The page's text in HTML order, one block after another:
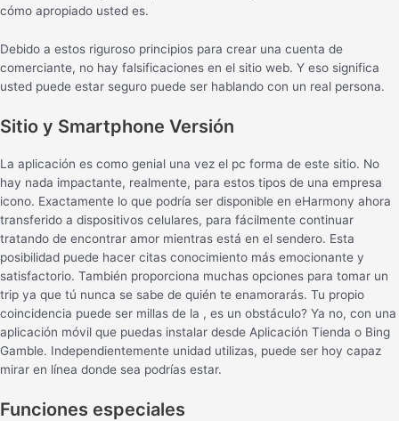
cómo apropiado usted es.
Debido a estos riguroso principios para crear una cuenta de
comerciante, no hay falsificaciones en el sitio web. Y eso significa
usted puede estar seguro puede ser hablando con un real persona.
Sitio y Smartphone Versión
La aplicación es como genial una vez el pc forma de este sitio. No
hay nada impactante, realmente, para estos tipos de una empresa
icono. Exactamente lo que podría ser disponible en eHarmony ahora
transferido a dispositivos celulares, para fácilmente continuar
tratando de encontrar amor mientras está en el sendero. Esta
posibilidad puede hacer citas conocimiento más emocionante y
satisfactorio. También proporciona muchas opciones para tomar un
trip ya que tú nunca se sabe de quién te enamorarás. Tu propio
coincidencia puede ser millas de la , es un obstáculo? Ya no, con una
aplicación móvil que puedas instalar desde Aplicación Tienda o Bing
Gamble. Independientemente unidad utilizas, puede ser hoy capaz
mirar en línea donde sea podrías estar.
Funciones especiales